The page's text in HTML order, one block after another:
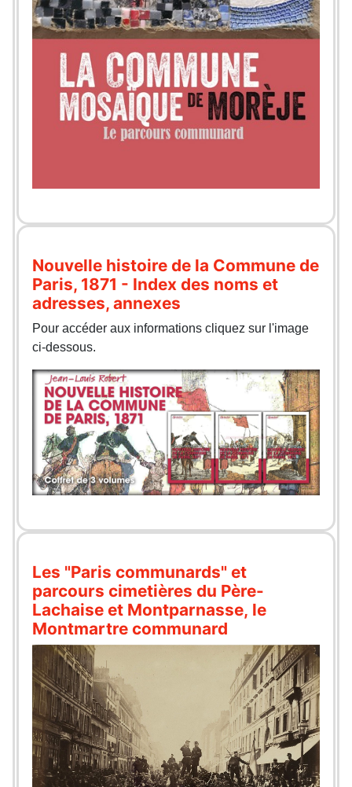
Nouvelle histoire de la Commune de
Paris, 1871 - Index des noms et
adresses, annexes
Pour accéder aux informations cliquez sur l'image
ci-dessous.
Les "Paris communards" et
parcours cimetières du Père-
Lachaise et Montparnasse, le
Montmartre communard